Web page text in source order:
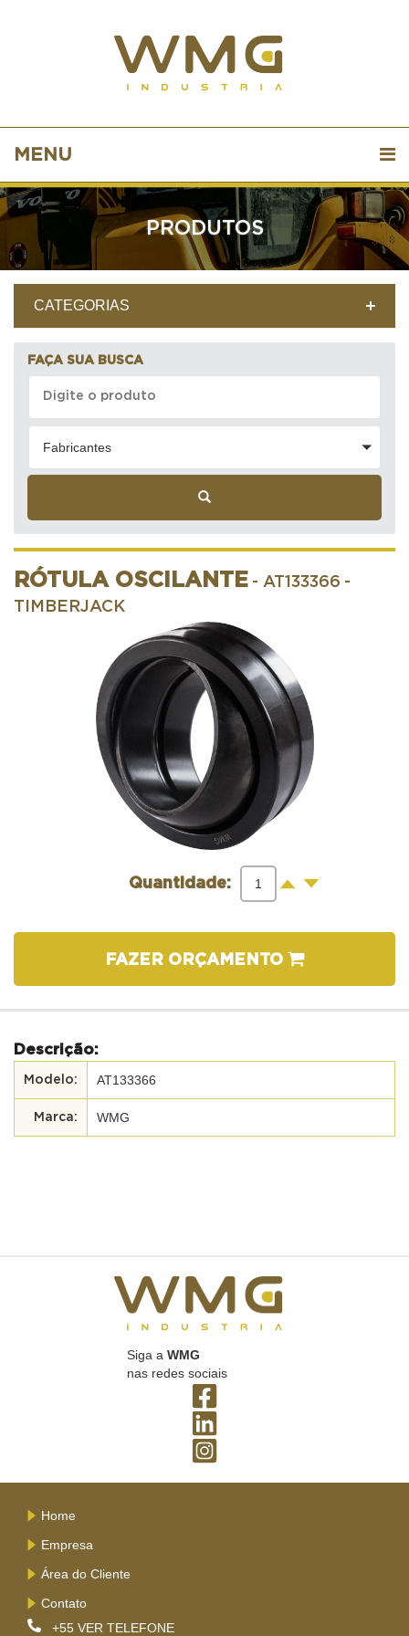
MENU
PRODUTOS
CATEGORIAS
FAÇA SUA BUSCA
Fabricantes
RÓTULA OSCILANTE - AT133366 -
TIMBERJACK
Quantidade: + -
FAZER ORÇAMENTO
Descrição:
AT133366
WMG
Siga a WMG
nas redes sociais
Home
Empresa
Área do Cliente
Contato
+55 VER TELEFONE